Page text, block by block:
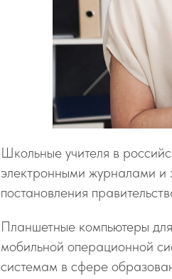
Школьные учителя в
электронными журналами и
постановления
Планшетные компьютеры
мобильной операционной
системам в сфере